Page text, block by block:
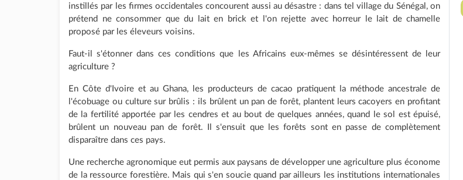
instillés par les firmes occidentales concourent aussi au désastre : dans tel village du Sénégal, on
prétend ne consommer que du lait en brick et l'on rejette avec horreur le lait de chamelle
proposé par les éleveurs voisins.
Faut-il s'étonner dans ces conditions que les Africains eux-mêmes se désintéressent de leur
agriculture ?
En Côte d'Ivoire et au Ghana, les producteurs de cacao pratiquent la méthode ancestrale de
l'écobuage ou culture sur brûlis : ils brûlent un pan de forêt, plantent leurs cacoyers en profitant
de la fertilité apportée par les cendres et au bout de quelques années, quand le sol est épuisé,
brûlent un nouveau pan de forêt. Il s'ensuit que les forêts sont en passe de complètement
disparaître dans ces pays.
Une recherche agronomique eut permis aux paysans de développer une agriculture plus économe
de la ressource forestière. Mais qui s'en soucie quand par ailleurs les institutions internationales